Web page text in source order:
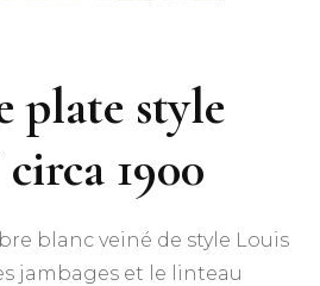
plate style
1900
blanc veiné de style Louis
jambages et le linteau